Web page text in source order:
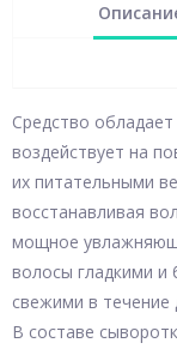
Средство
воздействует на
их питательными
восстанавливая
мощное
волосы гладкими и
свежими в течение
В составе